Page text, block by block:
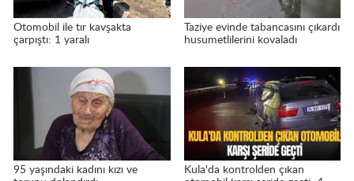
Otomobil ile tır kavşakta
çarpıştı: 1 yaralı
Taziye evinde tabancasını çıkardı
husumetlilerini kovaladı
95 yaşındaki kadını kızı ve
Kula'da kontrolden çıkan